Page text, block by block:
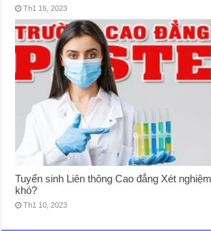
Th1 16, 2023
Tuyển sinh Liên thông Cao đẳng Xét
khó?
Th1 10, 2023